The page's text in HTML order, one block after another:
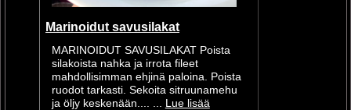
Marinoidut savusilakat
MARINOIDUT SAVUSILAKAT Poista
silakoista nahka ja irrota fileet
mahdollisimman ehjinä paloina. Poista
ruodot tarkasti. Sekoita sitruunamehu
ja öljy keskenään.... ... Lue lisää